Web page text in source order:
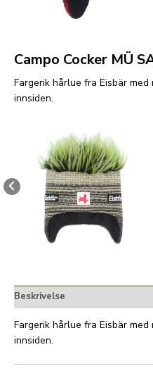
Campo Cocker MÜ
Fargerik hårlue fra Eisbär
innsiden.
Beskrivelse
Fargerik hårlue fra Eisbär
innsiden.